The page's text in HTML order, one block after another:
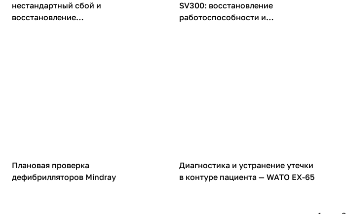
нестандартный сбой и
восстановление
SV300: восстановление
работоспособности и
Дефибрилляторы
Плановая проверка
дефибрилляторов Mindray
НДА
Диагностика и устранение утечки
в контуре пациента — WATO EX-65